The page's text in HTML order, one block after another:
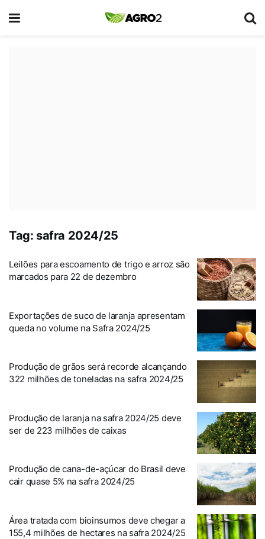
Tag: safra 2024/25
Leilões para escoamento de trigo e arroz são
marcados para 22 de dezembro
Exportações de suco de laranja apresentam
queda no volume na Safra 2024/25
Produção de grãos será recorde alcançando
322 milhões de toneladas na safra 2024/25
Produção de laranja na safra 2024/25 deve
ser de 223 milhões de caixas
Produção de cana-de-açúcar do Brasil deve
cair quase 5% na safra 2024/25
Área tratada com bioinsumos deve chegar a
155,4 milhões de hectares na safra 2024/25